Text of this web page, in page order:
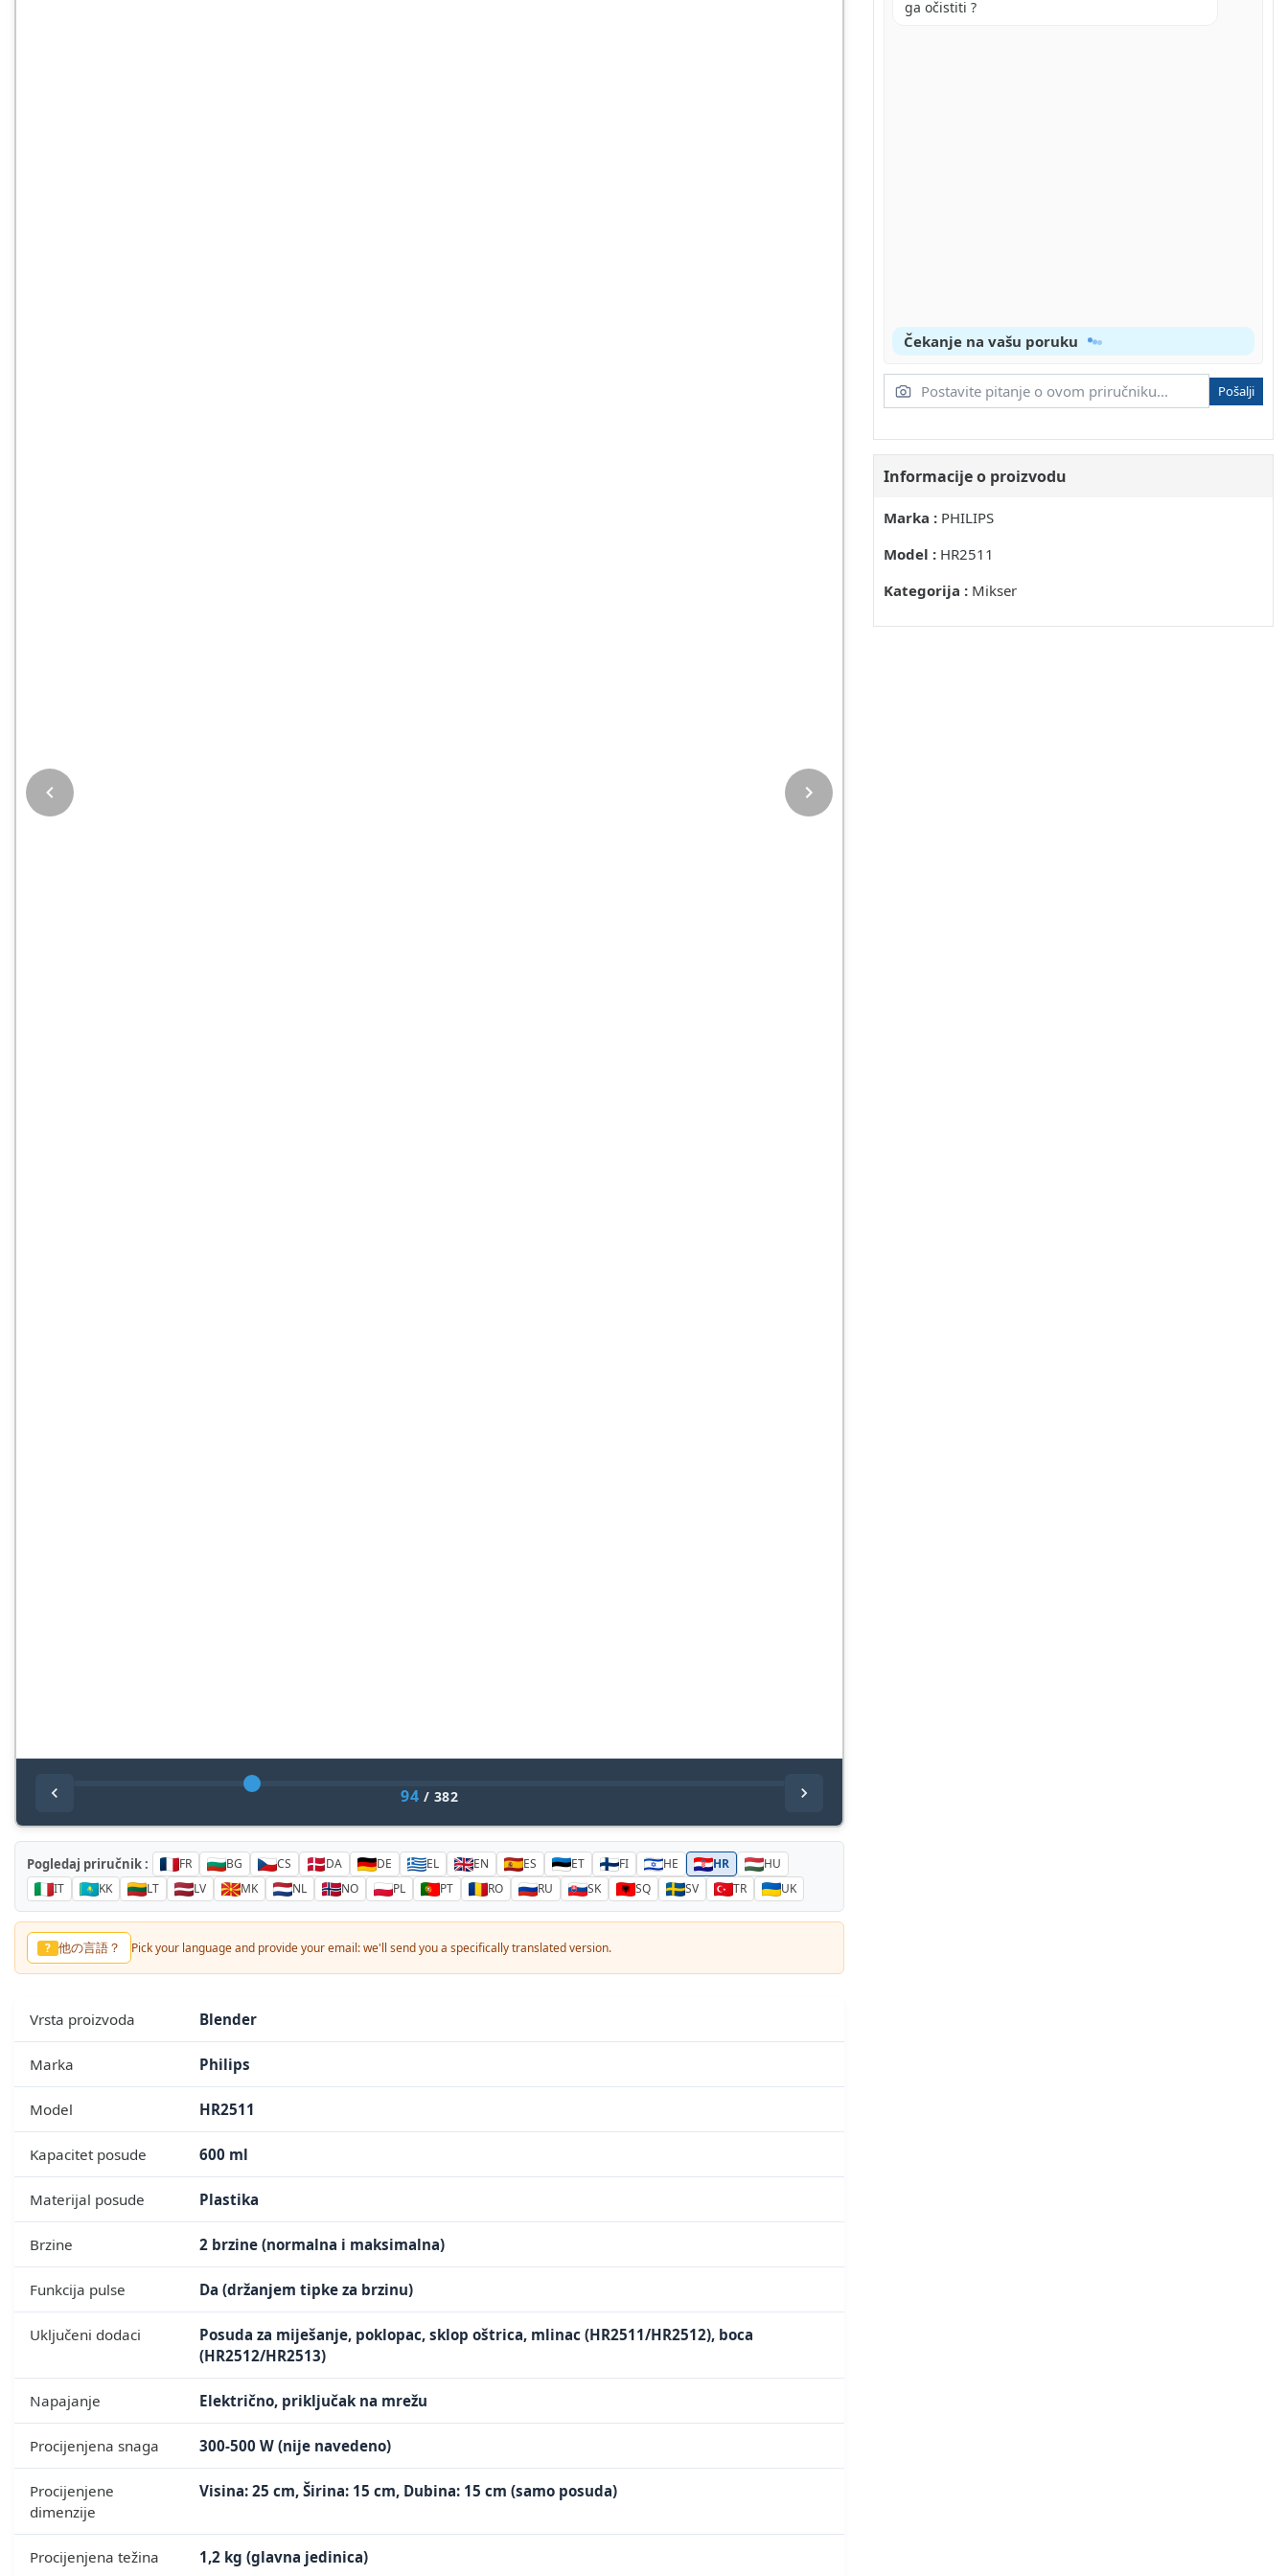
94 / 382
Pogledaj priručnik : FR BG CS DA DE EL EN ES ET FI HE HR
HU
IT
KK LT LV MK NL NO PL PT RO RU SK SQ SV TR UK
? 他の言語？ Pick your language and provide your email: we'll send you a specifically translated version.
Vrsta proizvoda Blender
Marka Philips
Model HR2511
Kapacitet posude 600 ml
Materijal posude Plastika
Brzine 2 brzine (normalna i maksimalna)
Funkcija pulse Da (držanjem tipke za brzinu)
Uključeni dodaci
Posuda za miješanje, poklopac, sklop oštrica, mlinac (HR2511/HR2512), boca
(HR2512/HR2513)
Napajanje Električno, priključak na mrežu
Procijenjena snaga 300-500 W (nije navedeno)
Procijenjene
dimenzije
Visina: 25 cm, Širina: 15 cm, Dubina: 15 cm (samo posuda)
Procijenjena težina 1,2 kg (glavna jedinica)
ga očistiti ?
Čekanje na vašu poruku
Pošalji
Informacije o proizvodu
Marka : PHILIPS
Model : HR2511
Kategorija : Mikser